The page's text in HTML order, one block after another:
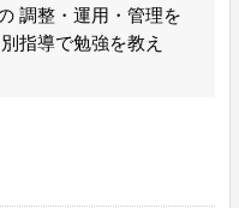
調整・運用・管理を
指導で勉強を教え